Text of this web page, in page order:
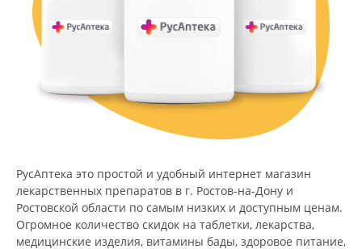
РусАптека это простой и удобный интернет магазин
лекарственных препаратов в г. Ростов-на-Дону и
Ростовской области по самым низких и доступным ценам.
Огромное количество скидок на таблетки, лекарства,
медицинские изделия, витамины бады, здоровое питание,